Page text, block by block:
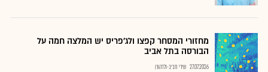
מחזורי המסחר קפצו ולג'פריס יש המלצה חמה על
הבורסה בתל אביב
27.07.2026 שירי חביב-ולדהורן